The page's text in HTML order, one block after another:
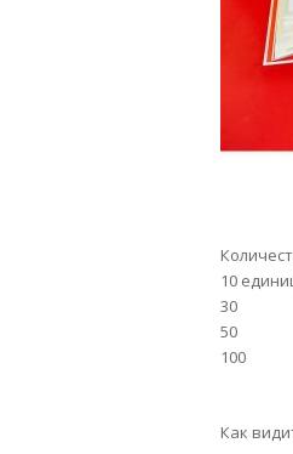
10
30
50
100
Как